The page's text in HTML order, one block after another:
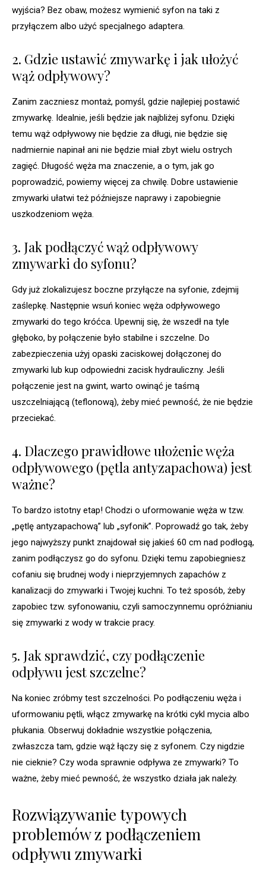
wyjścia? Bez obaw, możesz wymienić syfon na taki z
przyłączem albo użyć specjalnego adaptera.
2. Gdzie ustawić zmywarkę i jak ułożyć
wąż odpływowy?
Zanim zaczniesz montaż, pomyśl, gdzie najlepiej postawić
zmywarkę. Idealnie, jeśli będzie jak najbliżej syfonu. Dzięki
temu wąż odpływowy nie będzie za długi, nie będzie się
nadmiernie napinał ani nie będzie miał zbyt wielu ostrych
zagięć. Długość węża ma znaczenie, a o tym, jak go
poprowadzić, powiemy więcej za chwilę. Dobre ustawienie
zmywarki ułatwi też późniejsze naprawy i zapobiegnie
uszkodzeniom węża.
3. Jak podłączyć wąż odpływowy
zmywarki do syfonu?
Gdy już zlokalizujesz boczne przyłącze na syfonie, zdejmij
zaślepkę. Następnie wsuń koniec węża odpływowego
zmywarki do tego króćca. Upewnij się, że wszedł na tyle
głęboko, by połączenie było stabilne i szczelne. Do
zabezpieczenia użyj opaski zaciskowej dołączonej do
zmywarki lub kup odpowiedni zacisk hydrauliczny. Jeśli
połączenie jest na gwint, warto owinąć je taśmą
uszczelniającą (teflonową), żeby mieć pewność, że nie będzie
przeciekać.
4. Dlaczego prawidłowe ułożenie węża
odpływowego (pętla antyzapachowa) jest
ważne?
To bardzo istotny etap! Chodzi o uformowanie węża w tzw.
„pętlę antyzapachową” lub „syfonik”. Poprowadź go tak, żeby
jego najwyższy punkt znajdował się jakieś 60 cm nad podłogą,
zanim podłączysz go do syfonu. Dzięki temu zapobiegniesz
cofaniu się brudnej wody i nieprzyjemnych zapachów z
kanalizacji do zmywarki i Twojej kuchni. To też sposób, żeby
zapobiec tzw. syfonowaniu, czyli samoczynnemu opróżnianiu
się zmywarki z wody w trakcie pracy.
5. Jak sprawdzić, czy podłączenie
odpływu jest szczelne?
Na koniec zróbmy test szczelności. Po podłączeniu węża i
uformowaniu pętli, włącz zmywarkę na krótki cykl mycia albo
płukania. Obserwuj dokładnie wszystkie połączenia,
zwłaszcza tam, gdzie wąż łączy się z syfonem. Czy nigdzie
nie cieknie? Czy woda sprawnie odpływa ze zmywarki? To
ważne, żeby mieć pewność, że wszystko działa jak należy.
Rozwiązywanie typowych
problemów z podłączeniem
odpływu zmywarki